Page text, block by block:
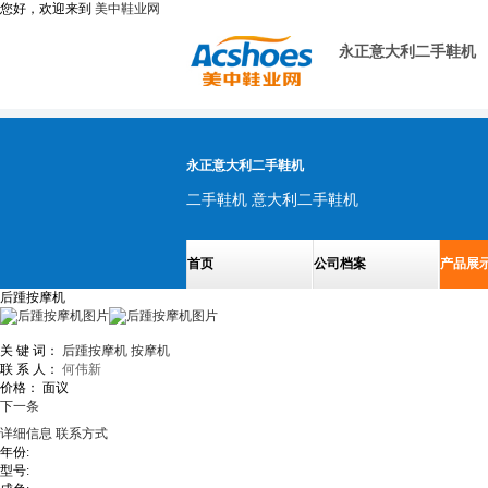
您好，欢迎来到 美中鞋业网
永正意大利二手鞋机
永正意大利二手鞋机
二手鞋机 意大利二手鞋机
首页 公司档案 产品展
后踵按摩机
关 键 词： 后踵按摩机 按摩机
联 系 人： 何伟新
价格： 面议
下一条
详细信息 联系方式
年份:
型号: